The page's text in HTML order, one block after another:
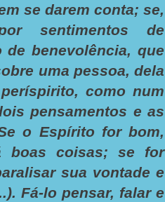
se darem conta; se,
sentimentos de
de benevolência, que
uma pessoa, dela
como num
pensamentos e as
o Espírito for bom,
boas coisas; se for
sua vontade e
Fá-lo pensar, falar e